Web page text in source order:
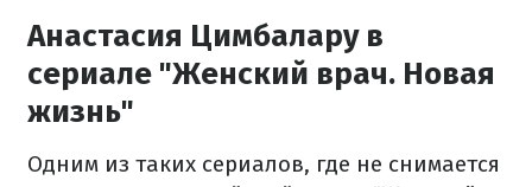
Анастасия Цимбалару в
сериале "Женский врач. Новая
жизнь"
Одним из таких сериалов, где не снимается